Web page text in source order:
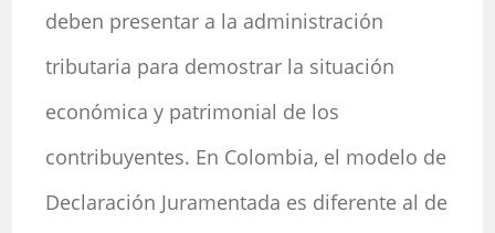
deben presentar a la administración
tributaria para demostrar la situación
económica y patrimonial de los
contribuyentes. En Colombia, el modelo de
Declaración Juramentada es diferente al de